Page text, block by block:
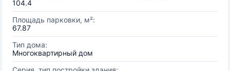
104.4
Площадь парковки, м²:
67.87
Тип дома:
Многоквартирный дом